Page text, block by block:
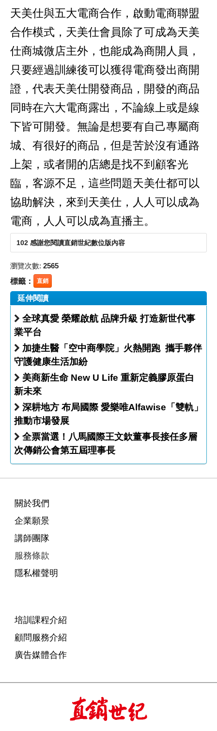
天美仕與五大電商合作，啟動電商聯盟
合作模式，天美仕會員除了可成為天美
仕商城微店主外，也能成為商開人員，
只要經過訓練後可以獲得電商發出商開
證，代表天美仕開發商品，開發的商品
同時在六大電商露出，不論線上或是線
下皆可開發。無論是想要有自己專屬商
城、有很好的商品，但是苦於沒有通路
上架，或者開的店總是找不到顧客光
臨，客源不足，這些問題天美仕都可以
協助解決，來到天美仕，人人可以成為
電商，人人可以成為直播主。
102 感謝您閱讀直銷世紀數位版內容
瀏覽次數: 2565
標籤： 直銷
延伸閱讀
全球真愛 榮耀啟航 品牌升級 打造新世代事
業平台
加捷生醫「空中商學院」火熱開跑 攜手夥伴
守護健康生活加紛
美商新生命 New U Life 重新定義膠原蛋白
新未來
深耕地方 布局國際 愛樂唯Alfawise「雙軌」
推動市場發展
全票當選！八馬國際王文欽董事長接任多層
次傳銷公會第五屆理事長
關於我們
企業願景
講師團隊
服務條款
隱私權聲明
培訓課程介紹
顧問服務介紹
廣告媒體合作